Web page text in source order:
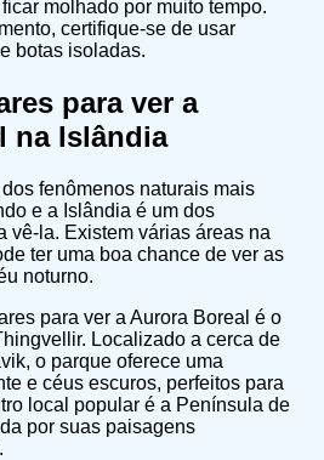
molhado por muito tempo.
certifique-se de usar
botas isoladas.
para ver a
na Islândia
fenômenos naturais mais
e a Islândia é um dos
vê-la. Existem várias áreas na
ter uma boa chance de ver as
noturno.
para ver a Aurora Boreal é o
Localizado a cerca de
o parque oferece uma
e céus escuros, perfeitos para
local popular é a Península de
por suas paisagens